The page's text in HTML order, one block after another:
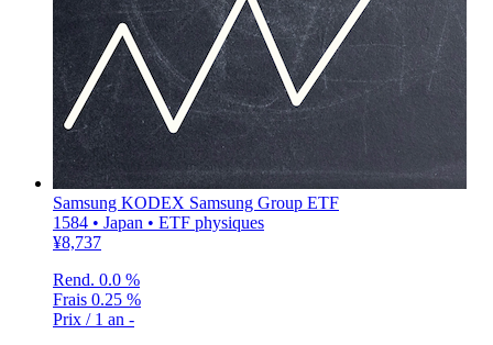
Samsung KODEX Samsung Group ETF
1584 • Japan • ETF physiques
¥8,737
Rend. 0.0 %
Frais 0.25 %
Prix / 1 an -